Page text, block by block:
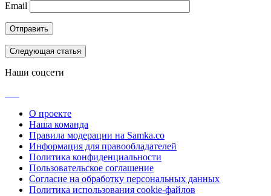
Email
Следующая статья
Наши соцсети
О проекте
Наша команда
Правила модерации на Samka.co
Информация для правообладателей
Политика конфиденциальности
Пользовательское соглашение
Согласие на обработку персональных данных
Политика использования cookie-файлов